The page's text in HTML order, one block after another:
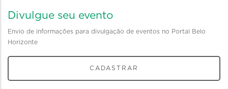
Divulgue seu evento
Envio de informações para divulgação de eventos no Portal Belo
Horizonte
CADASTRAR